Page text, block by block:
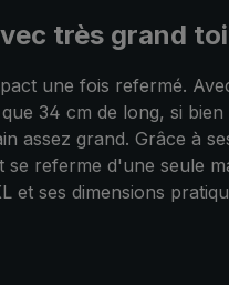
très grand
une fois refermé.
34 cm de long, si bien
assez grand. Grâce à
referme d'une seule
ses dimensions